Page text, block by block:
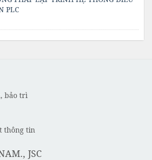
PLC
bảo trì
thông tin
JSC